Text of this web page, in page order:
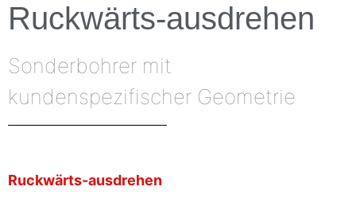
Ruckwärts-ausdrehen
Sonderbohrer mit
kundenspezifischer Geometrie
Ruckwärts-ausdrehen